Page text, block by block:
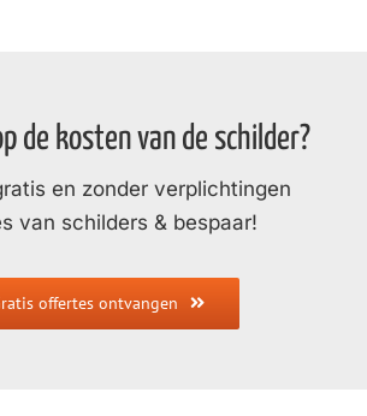
de kosten van de schilder?
en zonder verplichtingen
van schilders & bespaar!
offertes ontvangen